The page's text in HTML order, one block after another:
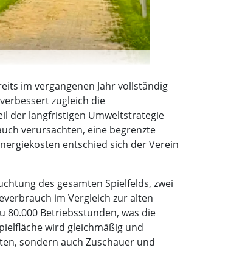
im vergangenen Jahr vollständig
zugleich die
der langfristigen Umweltstrategie
verursachten, eine begrenzte
entschied sich der Verein
des gesamten Spielfelds, zwei
im Vergleich zur alten
80.000 Betriebsstunden, was die
wird gleichmäßig und
sondern auch Zuschauer und